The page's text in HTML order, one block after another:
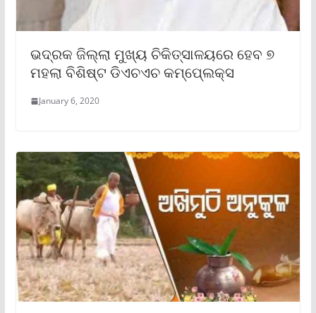
ଭଦ୍ରକ ଜିଲ୍ଲା ମୁଖ୍ୟ ଚିକିତ୍ସାଳୟରେ ହେବ ୭
ମହଲା ବିଶିଷ୍ଟ ଡିଏଚଏଚ କମ୍ପେ୍ଲକ୍ସ
January 6, 2020